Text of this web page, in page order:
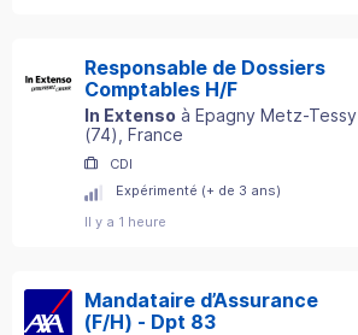
Responsable de Dossiers
Comptables H/F
In Extenso à Epagny Metz-Tessy
(74) , France
CDI
Expérimenté (+ de 3 ans)
Il y a 1 heure
Mandataire d’Assurance
(F/H) - Dpt 83